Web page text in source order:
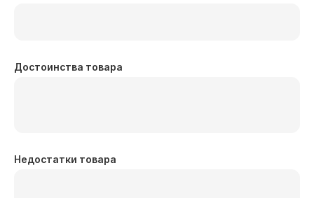
Достоинства товара
Недостатки товара